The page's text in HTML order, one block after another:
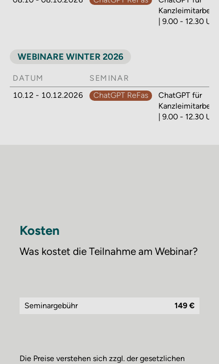
| 9.00 - 12.30 Uhr
WEBINARE WINTER 2026
DATUM
SEMINAR
10.12 - 10.12.2026
ChatGPT ReFas
ChatGPT für
| 9.00 - 12.30 Uhr
Kosten
Was kostet die Teilnahme am Webinar?
Seminargebühr 149 €
Die Preise verstehen sich zzgl. der gesetzlichen